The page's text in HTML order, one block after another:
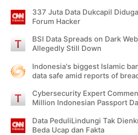
337 Juta Data Dukcapil
Forum Hacker
BSI Data Spreads on Dark
Allegedly Still Down
Indonesia's biggest Islamic
data safe amid reports of
Cybersecurity Expert
Million Indonesian Passport
Data PeduliLindungi Tak
Beda Ucap dan Fakta